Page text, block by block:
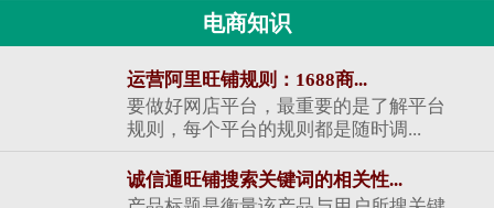
电商知识
运营阿里旺铺规则：1688商...
要做好网店平台，最重要的是了解平台
规则，每个平台的规则都是随时调...
诚信通旺铺搜索关键词的相关性...